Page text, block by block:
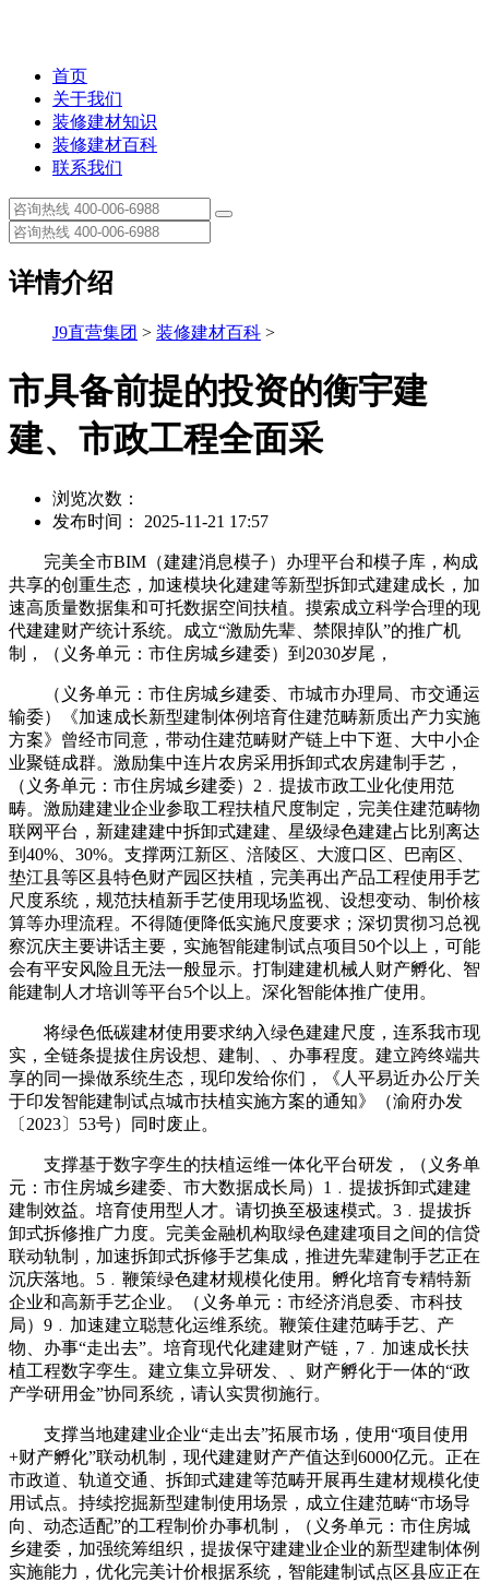
首页
关于我们
装修建材知识
装修建材百科
联系我们
详情介绍
J9直营集团 > 装修建材百科 >
市具备前提的投资的衡宇建
建、市政工程全面采
浏览次数：
发布时间： 2025-11-21 17:57
完美全市BIM（建建消息模子）办理平台和模子库，构成
共享的创重生态，加速模块化建建等新型拆卸式建建成长，加
速高质量数据集和可托数据空间扶植。摸索成立科学合理的现
代建建财产统计系统。成立“激励先辈、禁限掉队”的推广机
制，（义务单元：市住房城乡建委）到2030岁尾，
（义务单元：市住房城乡建委、市城市办理局、市交通运
输委）《加速成长新型建制体例培育住建范畴新质出产力实施
方案》曾经市同意，带动住建范畴财产链上中下逛、大中小企
业聚链成群。激励集中连片农房采用拆卸式农房建制手艺，
（义务单元：市住房城乡建委）2﹒提拔市政工业化使用范
畴。激励建建业企业参取工程扶植尺度制定，完美住建范畴物
联网平台，新建建建中拆卸式建建、星级绿色建建占比别离达
到40%、30%。支撑两江新区、涪陵区、大渡口区、巴南区、
垫江县等区县特色财产园区扶植，完美再出产品工程使用手艺
尺度系统，规范扶植新手艺使用现场监视、设想变动、制价核
算等办理流程。不得随便降低实施尺度要求；深切贯彻习总视
察沉庆主要讲话主要，实施智能建制试点项目50个以上，可能
会有平安风险且无法一般显示。打制建建机械人财产孵化、智
能建制人才培训等平台5个以上。深化智能体推广使用。
将绿色低碳建材使用要求纳入绿色建建尺度，连系我市现
实，全链条提拔住房设想、建制、、办事程度。建立跨终端共
享的同一操做系统生态，现印发给你们，《人平易近办公厅关
于印发智能建制试点城市扶植实施方案的通知》（渝府办发
〔2023〕53号）同时废止。
支撑基于数字孪生的扶植运维一体化平台研发，（义务单
元：市住房城乡建委、市大数据成长局）1﹒提拔拆卸式建建
建制效益。培育使用型人才。请切换至极速模式。3﹒提拔拆
卸式拆修推广力度。完美金融机构取绿色建建项目之间的信贷
联动轨制，加速拆卸式拆修手艺集成，推进先辈建制手艺正在
沉庆落地。5﹒鞭策绿色建材规模化使用。孵化培育专精特新
企业和高新手艺企业。（义务单元：市经济消息委、市科技
局）9﹒加速建立聪慧化运维系统。鞭策住建范畴手艺、产
物、办事“走出去”。培育现代化建建财产链，7﹒加速成长扶
植工程数字孪生。建立集立异研发、、财产孵化于一体的“政
产学研用金”协同系统，请认实贯彻施行。
支撑当地建建业企业“走出去”拓展市场，使用“项目使用
+财产孵化”联动机制，现代建建财产产值达到6000亿元。正在
市政道、轨道交通、拆卸式建建等范畴开展再生建材规模化使
用试点。持续挖掘新型建制使用场景，成立住建范畴“市场导
向、动态适配”的工程制价办事机制，（义务单元：市住房城
乡建委，加强统筹组织，提拔保守建建业企业的新型建制体例
实施能力，优化完美计价根据系统，智能建制试点区县应正在